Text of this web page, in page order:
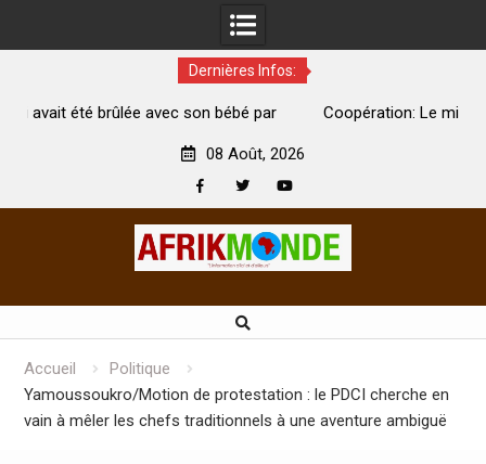
Dernières Infos:
par
Coopération: Le ministre Indien Kirti Vardhan Singh à
08 Août, 2026
Accueil
Politique
Yamoussoukro/Motion de protestation : le PDCI cherche en
vain à mêler les chefs traditionnels à une aventure ambiguë